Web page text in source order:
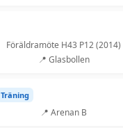
Föräldramöte H43 P12 (2014)
📍 Glasbollen
Träning
📍 Arenan B